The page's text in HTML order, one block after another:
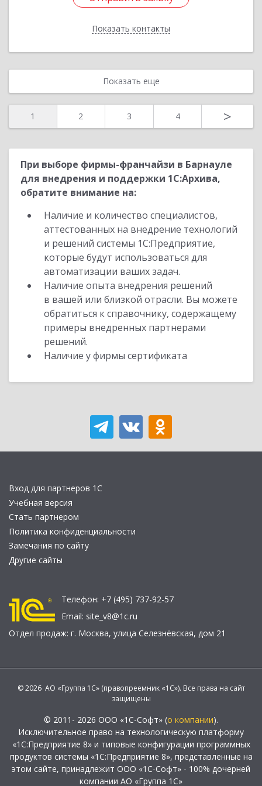
Показать контакты
Назад
Показать еще
1 2 3 4 >
При выборе фирмы-франчайзи в Барнауле
для внедрения и поддержки 1С:Архива,
обратите внимание на:
Наличие и количество специалистов,
аттестованных на внедрение технологий
и решений системы 1С:Предприятие,
которые будут использоваться для
автоматизации ваших задач.
Наличие опыта внедрения решений
в вашей или близкой отрасли. Вы можете
обратиться к справочнику, содержащему
примеры внедренных партнерами
решений.
Наличие у фирмы сертификата
Вход для партнеров 1С
Учебная версия
Стать партнером
Политика конфиденциальности
Замечания по сайту
Другие сайты
Телефон: +7 (495) 737-92-57
Email: site_v8@1c.ru
Отдел продаж: г. Москва, улица Селезнёвская, дом 21
© 2026 АО «Группа 1С» (правопреемник «1С»). Все права на сайт
защищены
© 2011- 2026 ООО «1С-Софт» (о компании).
Исключительное право на технологическую платформу
«1С:Предприятие 8» и типовые конфигурации программных
продуктов системы «1С:Предприятие 8», представленные на
этом сайте, принадлежит ООО «1С-Софт» - 100% дочерней
компании АО «Группа 1С»